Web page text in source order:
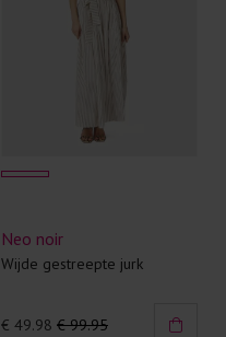
Neo noir
Wijde gestreepte jurk
€ 49.98 € 99.95